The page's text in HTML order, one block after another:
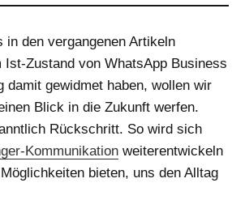
in den vergangenen Artikeln
Ist-Zustand von WhatsApp Business
damit gewidmet haben, wollen wir
Blick in die Zukunft werfen.
Rückschritt. So wird sich
Kommunikation weiterentwickeln
bieten, uns den Alltag